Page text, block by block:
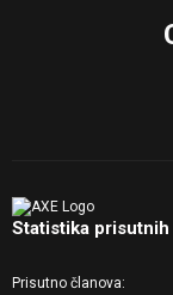
Statistika prisutnih
Prisutno članova